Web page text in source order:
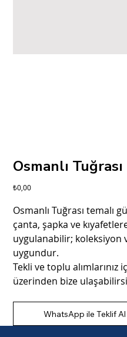
Osmanlı Tuğrası
Fiyat
₺0,00
Osmanlı Tuğrası temalı
çanta, şapka ve
uygulanabilir; koleksiyon
uygundur.
Tekli ve toplu
üzerinden bize
WhatsApp ile Teklif Al